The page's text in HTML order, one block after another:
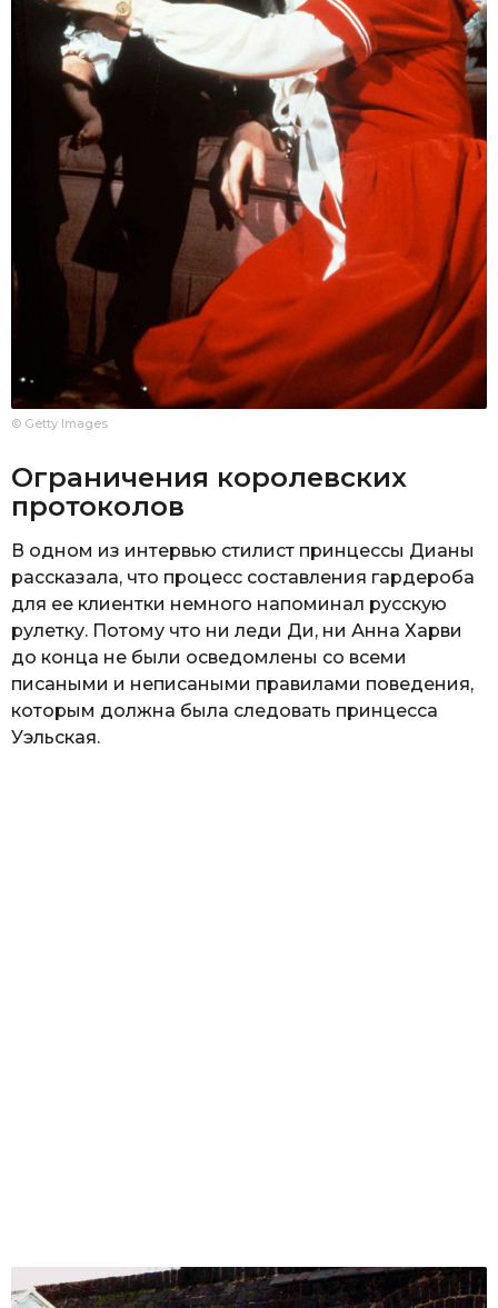
© Getty Images
Ограничения королевских
протоколов
В одном из интервью стилист принцессы Дианы
рассказала, что процесс составления гардероба
для ее клиентки немного напоминал русскую
рулетку. Потому что ни леди Ди, ни Анна Харви
до конца не были осведомлены со всеми
писаными и неписаными правилами поведения,
которым должна была следовать принцесса
Уэльская.